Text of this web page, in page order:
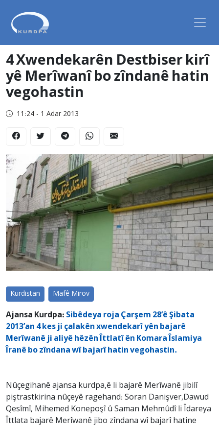
4 Xwendekarên Destbiser kirî
yê Merîwanî bo zîndanê hatin
vegohastin
11:24 - 1 Adar 2013
Kurdistan Mafê Mirov
Ajansa Kurdpa: Sibêdeya roja Çarşem 28’ê Şibata
2013’an 4 kes ji çalakên xwendekarî yên bajarê
Merîwanê ji aliyê hêzên Îttlatî ên Komara Îslamiya
Îranê bo zîndana wî bajarî hatin vegohastin.
Nûçegihanê ajansa kurdpa,ê li bajarê Merîwanê jibilî
piştrastkirina nûçeyê ragehand: Soran Danişver,Dawud
Qesîmî, Mihemed Konepoşî û Saman Mehmûdî li Îdareya
Îttlata bajarê Merîwanê jibo zîndana wî bajarî hatine